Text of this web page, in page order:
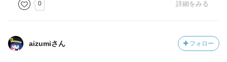
0 詳細をみる
aizumiさん フォロー